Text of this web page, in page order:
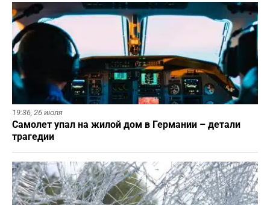
19:36, 26 июля
Самолет упал на жилой дом в Германии – детали
трагедии